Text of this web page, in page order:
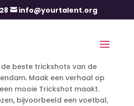
 info@yourtalent.org
beste trickshots van de
Maak een verhaal op
mooie Trickshot maakt.
bijvoorbeeld een voetbal,